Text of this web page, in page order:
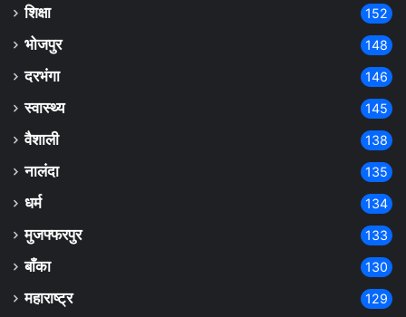
शिक्षा 152
भोजपुर 148
दरभंगा 146
स्वास्थ्य 145
वैशाली 138
नालंदा 135
धर्म 134
मुजफ्फरपुर 133
बाँका 130
महाराष्ट्र 129